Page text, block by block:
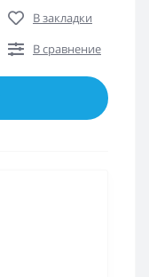
В закладки
В сравнение